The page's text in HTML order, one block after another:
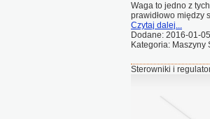
Waga to jedno z
prawidłowo między
Czytaj dalej...
Dodane: 2016-01-05
Kategoria: Maszyny
Sterowniki i